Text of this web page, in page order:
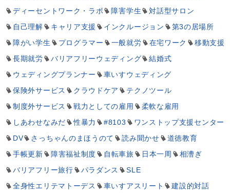
ディーセントワーク・ラボ
障害学生
対話型サロン
自己理解
キャリア支援 インクルージョン
第3の居場所
障がい学生
プログラマー 一般就労 在宅ワーク
移動支援
長期就労
バリアフリーウェディング
結婚式
ウェディングプランナー
車いすウェディング
保険外サービス
クラウドケア
テクノツール
制度外サービス
戦力としての雇用
柔軟な雇用
しあわせなみだ
性暴力 #8103
ワンストップ支援センター
DV
さっちゃんのまほうのて 読み聞かせ
道徳教育
手帳更新
障害福祉制度 自転車旅 日本一周
相漕ぎ
バリアフリー旅行
パラダンス
SLE
全身性エリテマトーデス
車いすアスリート
建設的対話